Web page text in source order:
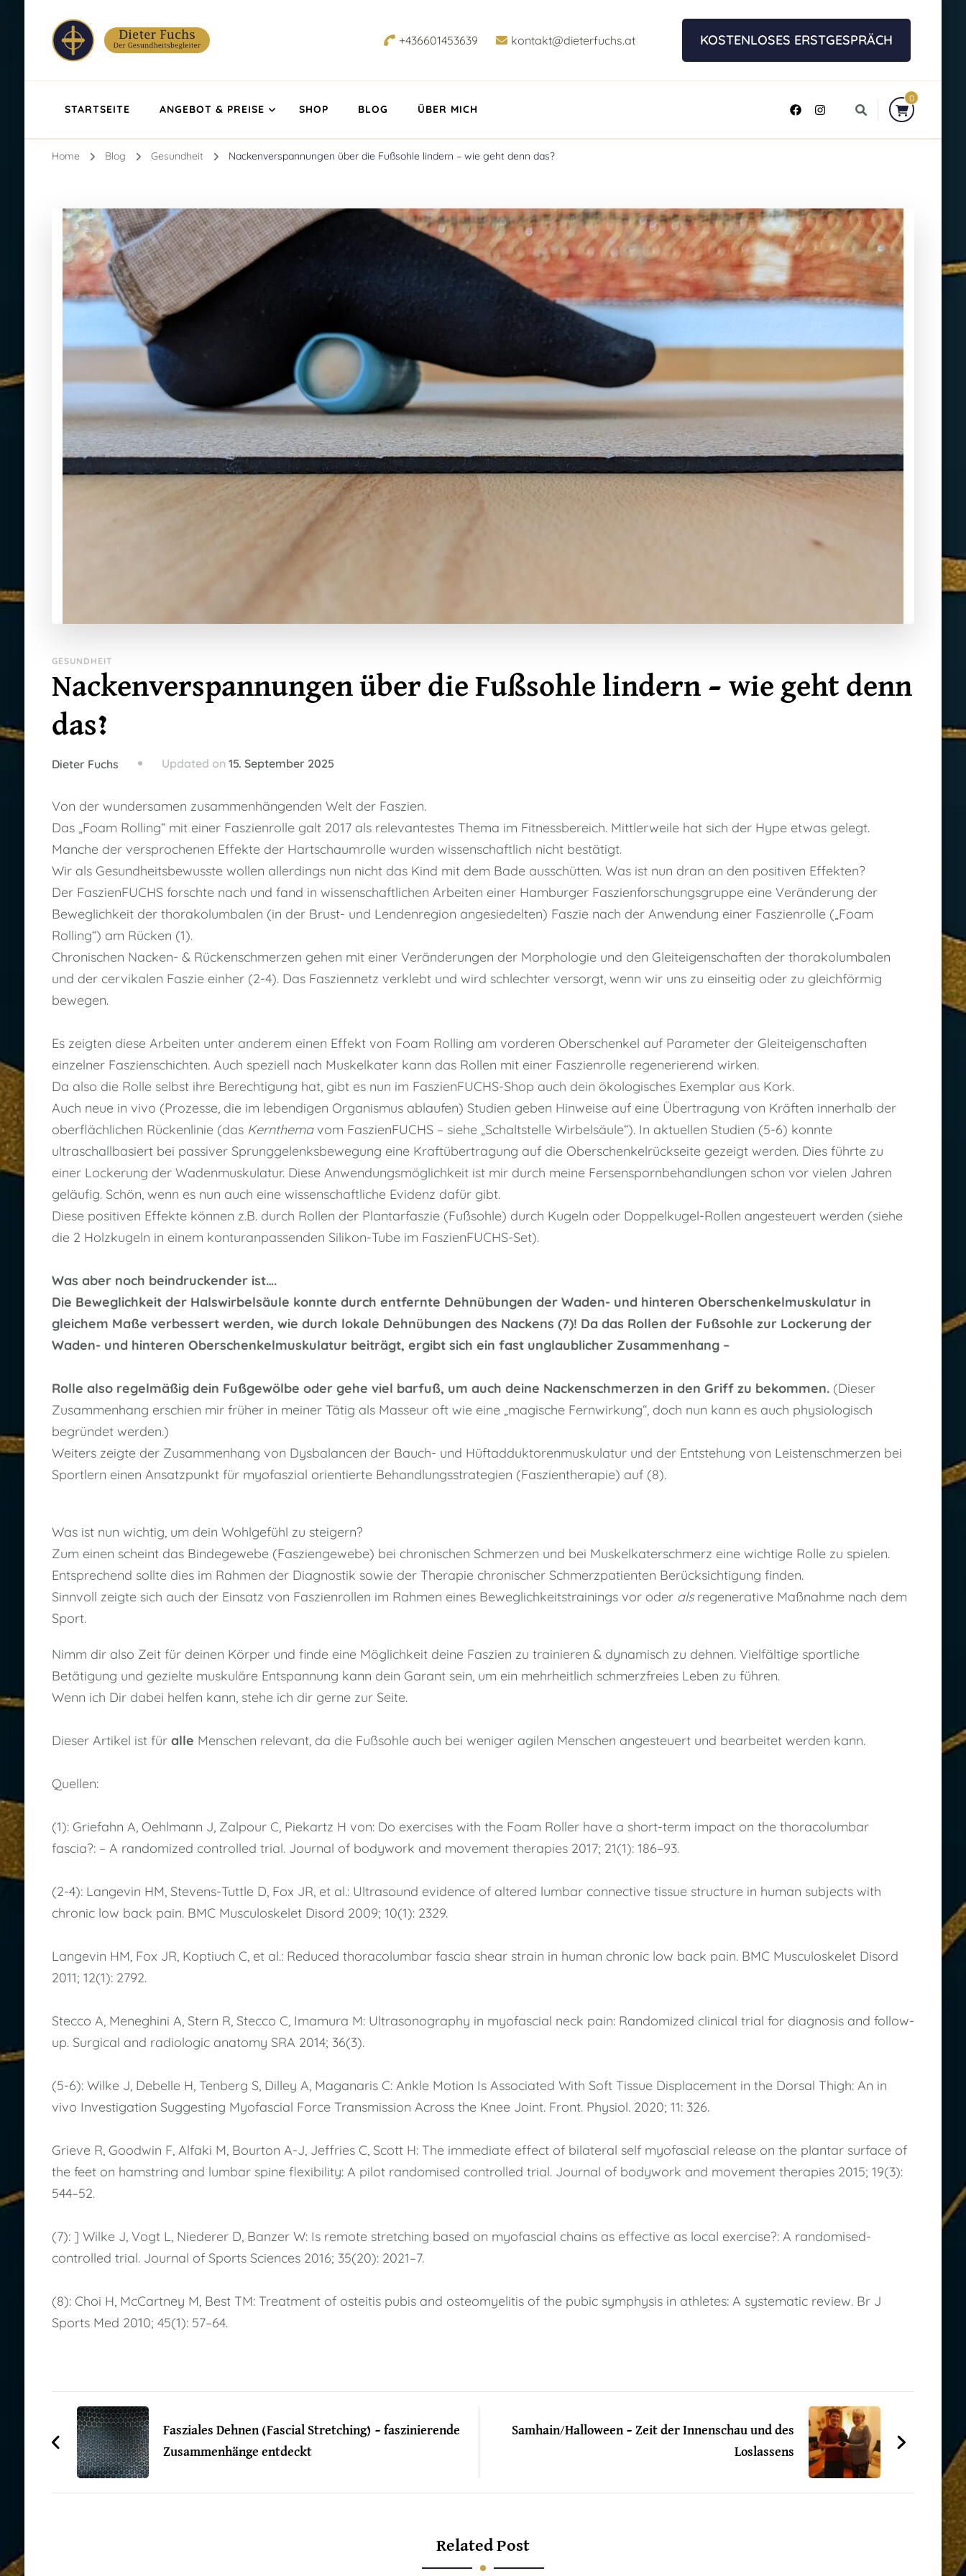
Dieter Fuchs
+436601453639 kontakt@dieterfuchs.at KOSTENLOSES ERSTGESPRÄCH
STARTSEITE ANGEBOT & PREISE SHOP BLOG ÜBER MICH
0
Home Blog Gesundheit Nackenverspannungen über die Fußsohle lindern – wie geht denn das?
GESUNDHEIT
Nackenverspannungen über die Fußsohle lindern – wie geht denn
das?
Dieter Fuchs Updated on 15. September 2025
Von der wundersamen zusammenhängenden Welt der Faszien.
Das „Foam Rolling“ mit einer Faszienrolle galt 2017 als relevantestes Thema im Fitnessbereich. Mittlerweile hat sich der Hype etwas gelegt.
Manche der versprochenen Effekte der Hartschaumrolle wurden wissenschaftlich nicht bestätigt.
Wir als Gesundheitsbewusste wollen allerdings nun nicht das Kind mit dem Bade ausschütten. Was ist nun dran an den positiven Effekten?
Der FaszienFUCHS forschte nach und fand in wissenschaftlichen Arbeiten einer Hamburger Faszienforschungsgruppe eine Veränderung der
Beweglichkeit der thorakolumbalen (in der Brust- und Lendenregion angesiedelten) Faszie nach der Anwendung einer Faszienrolle („Foam
Rolling“) am Rücken (1).
Chronischen Nacken- & Rückenschmerzen gehen mit einer Veränderungen der Morphologie und den Gleiteigenschaften der thorakolumbalen
und der cervikalen Faszie einher (2-4). Das Fasziennetz verklebt und wird schlechter versorgt, wenn wir uns zu einseitig oder zu gleichförmig
bewegen.
Es zeigten diese Arbeiten unter anderem einen Effekt von Foam Rolling am vorderen Oberschenkel auf Parameter der Gleiteigenschaften
einzelner Faszienschichten. Auch speziell nach Muskelkater kann das Rollen mit einer Faszienrolle regenerierend wirken.
Da also die Rolle selbst ihre Berechtigung hat, gibt es nun im FaszienFUCHS-Shop auch dein ökologisches Exemplar aus Kork.
Auch neue in vivo (Prozesse, die im lebendigen Organismus ablaufen) Studien geben Hinweise auf eine Übertragung von Kräften innerhalb der
oberflächlichen Rückenlinie (das Kernthemavom FaszienFUCHS – siehe „Schaltstelle Wirbelsäule“). In aktuellen Studien (5-6) konnte
ultraschallbasiert bei passiver Sprunggelenksbewegung eine Kraftübertragung auf die Oberschenkelrückseite gezeigt werden. Dies führte zu
einer Lockerung der Wadenmuskulatur. Diese Anwendungsmöglichkeit ist mir durch meine Fersenspornbehandlungen schon vor vielen Jahren
geläufig. Schön, wenn es nun auch eine wissenschaftliche Evidenz dafür gibt.
Diese positiven Effekte können z.B. durch Rollen der Plantarfaszie (Fußsohle) durch Kugeln oder Doppelkugel-Rollen angesteuert werden (siehe
die 2 Holzkugeln in einem konturanpassenden Silikon-Tube im FaszienFUCHS-Set).
Was aber noch beindruckender ist….
Die Beweglichkeit der Halswirbelsäule konnte durch entfernte Dehnübungen der Waden- und hinteren Oberschenkelmuskulatur in
gleichem Maße verbessert werden, wie durch lokale Dehnübungen des Nackens (7)! Da das Rollen der Fußsohle zur Lockerung der
Waden- und hinteren Oberschenkelmuskulatur beiträgt, ergibt sich ein fast unglaublicher Zusammenhang –
Rolle also regelmäßig dein Fußgewölbe oder gehe viel barfuß, um auch deine Nackenschmerzen in den Griff zu bekommen. (Dieser
Zusammenhang erschien mir früher in meiner Tätig als Masseur oft wie eine „magische Fernwirkung“, doch nun kann es auch physiologisch
begründet werden.)
Weiters zeigte der Zusammenhang von Dysbalancen der Bauch- und Hüftadduktorenmuskulatur und der Entstehung von Leistenschmerzen bei
Sportlern einen Ansatzpunkt für myofaszial orientierte Behandlungsstrategien (Faszientherapie) auf (8).
Was ist nun wichtig, um dein Wohlgefühl zu steigern?
Zum einen scheint das Bindegewebe (Fasziengewebe) bei chronischen Schmerzen und bei Muskelkaterschmerz eine wichtige Rolle zu spielen.
Entsprechend sollte dies im Rahmen der Diagnostik sowie der Therapie chronischer Schmerzpatienten Berücksichtigung finden.
Sinnvoll zeigte sich auch der Einsatz von Faszienrollen im Rahmen eines Beweglichkeitstrainings vor oder alsregenerative Maßnahme nach dem
Sport.
Nimm dir also Zeit für deinen Körper und finde eine Möglichkeit deine Faszien zu trainieren & dynamisch zu dehnen. Vielfältige sportliche
Betätigung und gezielte muskuläre Entspannung kann dein Garant sein, um ein mehrheitlich schmerzfreies Leben zu führen.
Wenn ich Dir dabei helfen kann, stehe ich dir gerne zur Seite.
Dieser Artikel ist für alle Menschen relevant, da die Fußsohle auch bei weniger agilen Menschen angesteuert und bearbeitet werden kann.
Quellen:
(1): Griefahn A, Oehlmann J, Zalpour C, Piekartz H von: Do exercises with the Foam Roller have a short-term impact on the thoracolumbar
fascia?: – A randomized controlled trial. Journal of bodywork and movement therapies 2017; 21(1): 186–93.
(2-4): Langevin HM, Stevens-Tuttle D, Fox JR, et al.: Ultrasound evidence of altered lumbar connective tissue structure in human subjects with
chronic low back pain. BMC Musculoskelet Disord 2009; 10(1): 2329.
Langevin HM, Fox JR, Koptiuch C, et al.: Reduced thoracolumbar fascia shear strain in human chronic low back pain. BMC Musculoskelet Disord
2011; 12(1): 2792.
Stecco A, Meneghini A, Stern R, Stecco C, Imamura M: Ultrasonography in myofascial neck pain: Randomized clinical trial for diagnosis and follow-
up. Surgical and radiologic anatomy SRA 2014; 36(3).
(5-6): Wilke J, Debelle H, Tenberg S, Dilley A, Maganaris C: Ankle Motion Is Associated With Soft Tissue Displacement in the Dorsal Thigh: An in
vivo Investigation Suggesting Myofascial Force Transmission Across the Knee Joint. Front. Physiol. 2020; 11: 326.
Grieve R, Goodwin F, Alfaki M, Bourton A-J, Jeffries C, Scott H: The immediate effect of bilateral self myofascial release on the plantar surface of
the feet on hamstring and lumbar spine flexibility: A pilot randomised controlled trial. Journal of bodywork and movement therapies 2015; 19(3):
544–52.
(7): ] Wilke J, Vogt L, Niederer D, Banzer W: Is remote stretching based on myofascial chains as effective as local exercise?: A randomised-
controlled trial. Journal of Sports Sciences 2016; 35(20): 2021–7.
(8): Choi H, McCartney M, Best TM: Treatment of osteitis pubis and osteomyelitis of the pubic symphysis in athletes: A systematic review. Br J
Sports Med 2010; 45(1): 57–64.
Post
NavigationFasziales Dehnen (Fascial Stretching) – faszinierende
Zusammenhänge entdeckt
Samhain/Halloween – Zeit der Innenschau und des
Loslassens
Related Post